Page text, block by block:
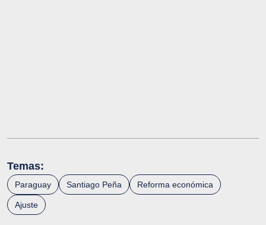
Temas:
Paraguay Santiago Peña Reforma económica
Ajuste